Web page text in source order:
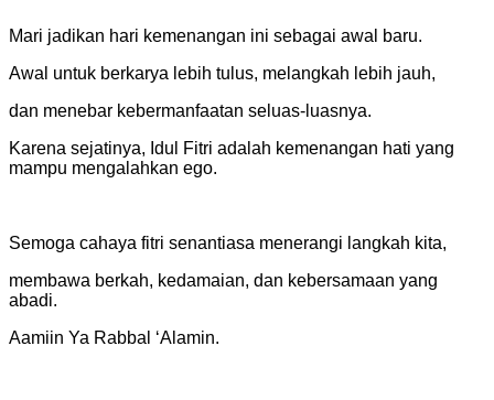
Mari jadikan hari kemenangan ini sebagai awal baru.
Awal untuk berkarya lebih tulus, melangkah lebih jauh,
dan menebar kebermanfaatan seluas-luasnya.
Karena sejatinya, Idul Fitri adalah kemenangan hati yang
mampu mengalahkan ego.
Semoga cahaya fitri senantiasa menerangi langkah kita,
membawa berkah, kedamaian, dan kebersamaan yang
abadi.
Aamiin Ya Rabbal ‘Alamin.